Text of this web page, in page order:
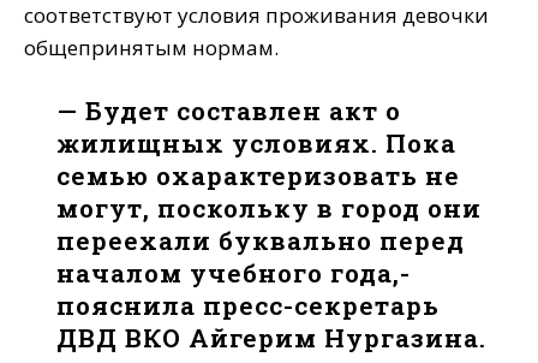
соответствуют условия проживания девочки
общепринятым нормам.
— Будет составлен акт о
жилищных условиях. Пока
семью охарактеризовать не
могут, поскольку в город они
переехали буквально перед
началом учебного года,-
пояснила пресс-секретарь
ДВД ВКО Айгерим Нургазина.